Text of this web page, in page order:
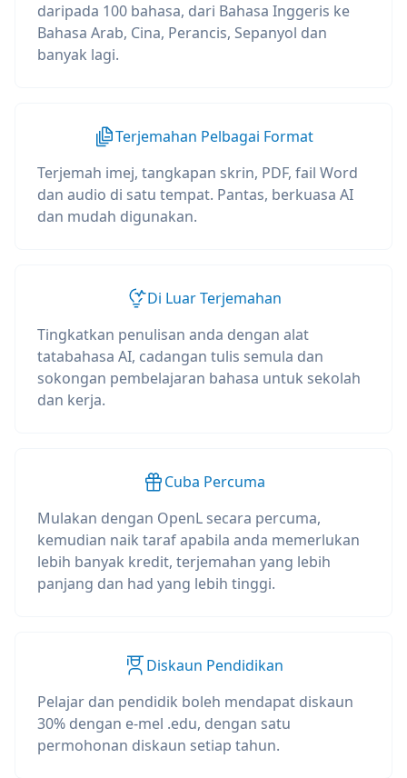
daripada 100 bahasa, dari Bahasa Inggeris ke
Bahasa Arab, Cina, Perancis, Sepanyol dan
banyak lagi.
Terjemahan Pelbagai Format
Terjemah imej, tangkapan skrin, PDF, fail Word
dan audio di satu tempat. Pantas, berkuasa AI
dan mudah digunakan.
Di Luar Terjemahan
Tingkatkan penulisan anda dengan alat
tatabahasa AI, cadangan tulis semula dan
sokongan pembelajaran bahasa untuk sekolah
dan kerja.
Cuba Percuma
Mulakan dengan OpenL secara percuma,
kemudian naik taraf apabila anda memerlukan
lebih banyak kredit, terjemahan yang lebih
panjang dan had yang lebih tinggi.
Diskaun Pendidikan
Pelajar dan pendidik boleh mendapat diskaun
30% dengan e-mel .edu, dengan satu
permohonan diskaun setiap tahun.